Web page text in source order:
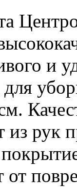
и
для
из рук